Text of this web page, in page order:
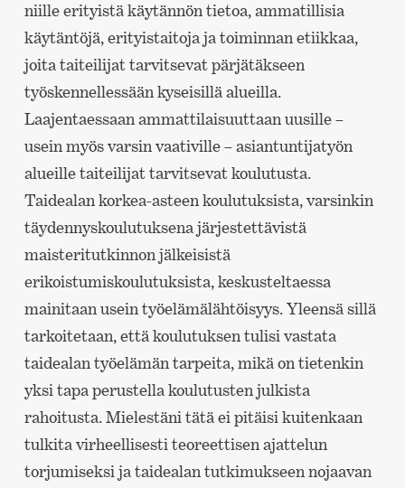
niille erityistä käytännön tietoa, ammatillisia
käytäntöjä, erityistaitoja ja toiminnan etiikkaa,
joita taiteilijat tarvitsevat pärjätäkseen
työskennellessään kyseisillä alueilla.
Laajentaessaan ammattilaisuuttaan uusille –
usein myös varsin vaativille – asiantuntijatyön
alueille taiteilijat tarvitsevat koulutusta.
Taidealan korkea-asteen koulutuksista, varsinkin
täydennyskoulutuksena järjestettävistä
maisteritutkinnon jälkeisistä
erikoistumiskoulutuksista, keskusteltaessa
mainitaan usein työelämälähtöisyys. Yleensä sillä
tarkoitetaan, että koulutuksen tulisi vastata
taidealan työelämän tarpeita, mikä on tietenkin
yksi tapa perustella koulutusten julkista
rahoitusta. Mielestäni tätä ei pitäisi kuitenkaan
tulkita virheellisesti teoreettisen ajattelun
torjumiseksi ja taidealan tutkimukseen nojaavan